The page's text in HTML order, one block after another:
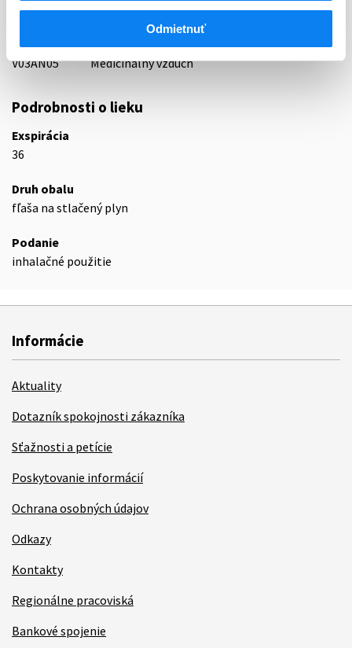
Odmietnuť
V03
Všetky ostatné liečivá
Všetky ostatné liečivá
V03AN
Medicinálne plyny
V03AN05
Medicinálny vzduch
Podrobnosti o lieku
Exspirácia
36
Druh obalu
fľaša na stlačený plyn
Podanie
inhalačné použitie
Informácie
Aktuality
Dotazník spokojnosti zákazníka
Sťažnosti a petície
Poskytovanie informácií
Ochrana osobných údajov
Odkazy
Kontakty
Regionálne pracoviská
Bankové spojenie